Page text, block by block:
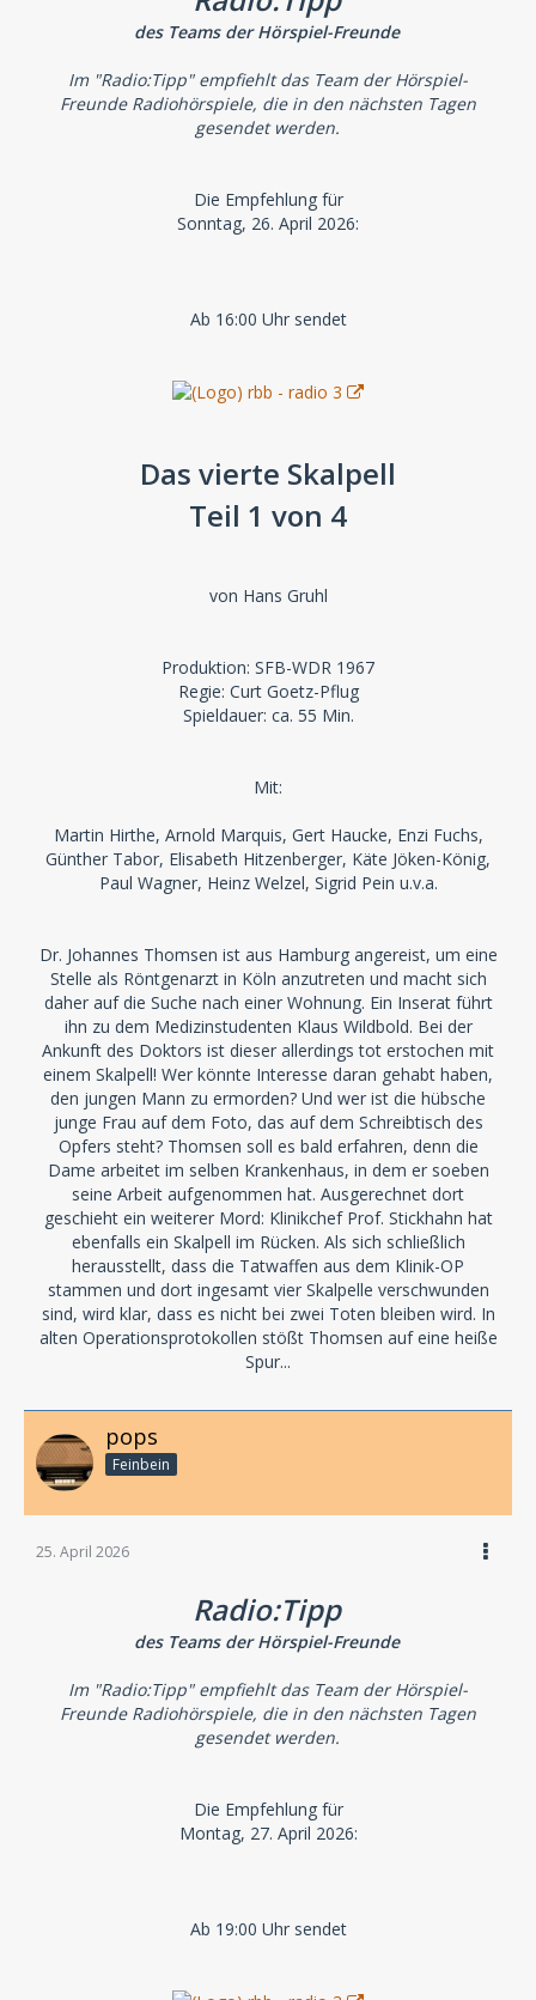
des Teams der Hörspiel-Freunde
Im "Radio:Tipp" empfiehlt das Team der Hörspiel-
Freunde Radiohörspiele, die in den nächsten Tagen
gesendet werden.
Die Empfehlung für
Sonntag, 26. April 2026:
Ab 16:00 Uhr sendet
Das vierte Skalpell
Teil 1 von 4
von Hans Gruhl
Produktion: SFB-WDR 1967
Regie: Curt Goetz-Pflug
Spieldauer: ca. 55 Min.
Mit:
Martin Hirthe, Arnold Marquis, Gert Haucke, Enzi Fuchs,
Günther Tabor, Elisabeth Hitzenberger, Käte Jöken-König,
Paul Wagner, Heinz Welzel, Sigrid Pein u.v.a.
Dr. Johannes Thomsen ist aus Hamburg angereist, um eine
Stelle als Röntgenarzt in Köln anzutreten und macht sich
daher auf die Suche nach einer Wohnung. Ein Inserat führt
ihn zu dem Medizinstudenten Klaus Wildbold. Bei der
Ankunft des Doktors ist dieser allerdings tot erstochen mit
einem Skalpell! Wer könnte Interesse daran gehabt haben,
den jungen Mann zu ermorden? Und wer ist die hübsche
junge Frau auf dem Foto, das auf dem Schreibtisch des
Opfers steht? Thomsen soll es bald erfahren, denn die
Dame arbeitet im selben Krankenhaus, in dem er soeben
seine Arbeit aufgenommen hat. Ausgerechnet dort
geschieht ein weiterer Mord: Klinikchef Prof. Stickhahn hat
ebenfalls ein Skalpell im Rücken. Als sich schließlich
herausstellt, dass die Tatwaffen aus dem Klinik-OP
stammen und dort ingesamt vier Skalpelle verschwunden
sind, wird klar, dass es nicht bei zwei Toten bleiben wird. In
alten Operationsprotokollen stößt Thomsen auf eine heiße
Spur...
pops
Feinbein
25. April 2026
Radio:Tipp
des Teams der Hörspiel-Freunde
Im "Radio:Tipp" empfiehlt das Team der Hörspiel-
Freunde Radiohörspiele, die in den nächsten Tagen
gesendet werden.
Die Empfehlung für
Montag, 27. April 2026:
Ab 19:00 Uhr sendet